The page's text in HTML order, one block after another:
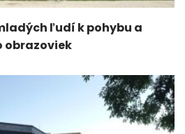
ľudí k pohybu a
obrazoviek